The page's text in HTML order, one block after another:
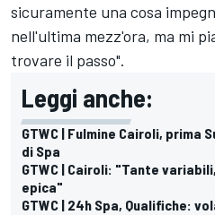
sicuramente una cosa
nell'ultima mezz'ora, ma mi
trovare il passo".
Leggi anche:
GTWC | Fulmine Cairoli, prima
di Spa
GTWC | Cairoli: "Tante
epica"
GTWC | 24h Spa, Qualifiche: